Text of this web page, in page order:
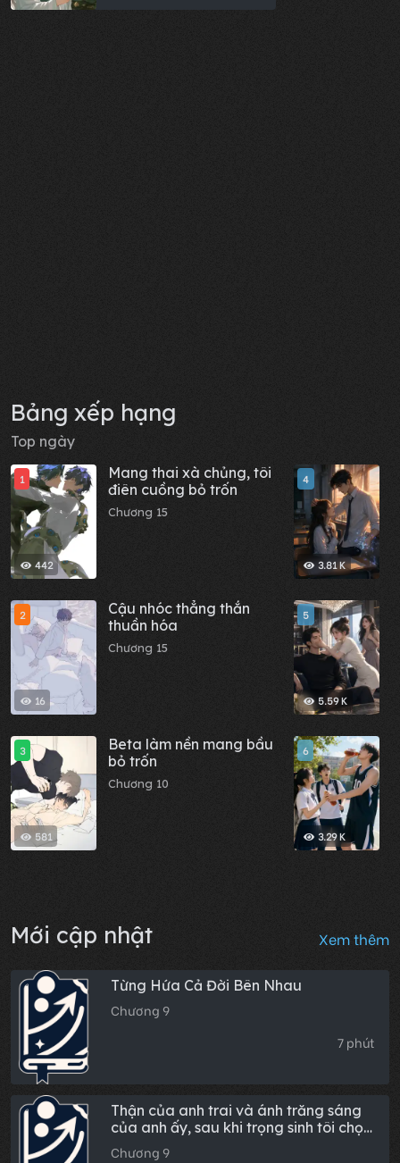
Bảng xếp hạng
Top ngày
442
1
Mang thai xà chủng, tôi
điên cuồng bỏ trốn
Chương 15
16
2
Cậu nhóc thẳng thắn
thuần hóa
Chương 15
581
3
Beta làm nền mang bầu
bỏ trốn
Chương 10
3.81 K
4
5.59 K
5
3.29 K
6
Mới cập nhật Xem thêm
Từng Hứa Cả Đời Bên Nhau
Chương 9
7 phút
Thận của anh trai và ánh trăng sáng
của anh ấy, sau khi trọng sinh tôi chọn
không cứu cả hai
Chương 9